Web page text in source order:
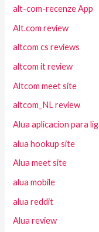
alt-com-recenze App
Alt.com review
altcom cs reviews
altcom it review
Altcom meet site
altcom_NL review
Alua aplicacion para
alua hookup site
Alua meet site
alua mobile
alua reddit
Alua review